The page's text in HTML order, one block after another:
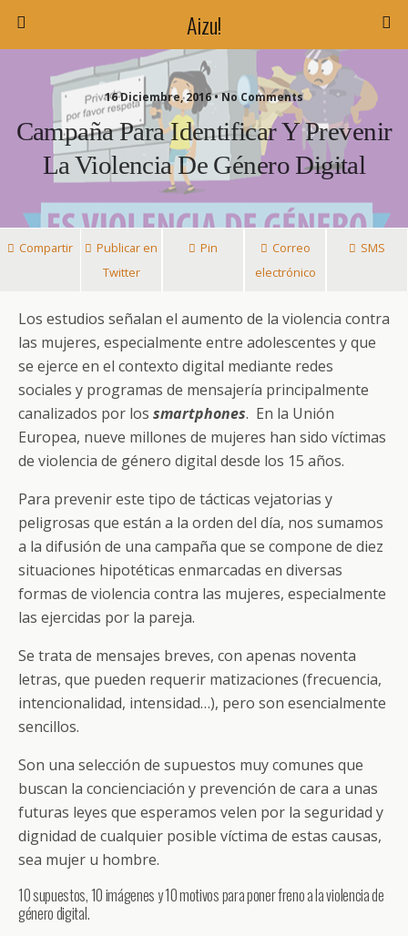
Aizu!
16 Diciembre, 2016 • No Comments
Campaña Para Identificar Y Prevenir
La Violencia De Género Digital
Compartir
Publicar en
Twitter
Pin
Correo
electrónico
SMS
Los estudios señalan el aumento de la violencia contra
las mujeres, especialmente entre adolescentes y que
se ejerce en el contexto digital mediante redes
sociales y programas de mensajería principalmente
canalizados por los smartphones. En la Unión
Europea, nueve millones de mujeres han sido víctimas
de violencia de género digital desde los 15 años.
Para prevenir este tipo de tácticas vejatorias y
peligrosas que están a la orden del día, nos sumamos
a la difusión de una campaña que se compone de diez
situaciones hipotéticas enmarcadas en diversas
formas de violencia contra las mujeres, especialmente
las ejercidas por la pareja.
Se trata de mensajes breves, con apenas noventa
letras, que pueden requerir matizaciones (frecuencia,
intencionalidad, intensidad…), pero son esencialmente
sencillos.
Son una selección de supuestos muy comunes que
buscan la concienciación y prevención de cara a unas
futuras leyes que esperamos velen por la seguridad y
dignidad de cualquier posible víctima de estas causas,
sea mujer u hombre.
10 supuestos, 10 imágenes y 10 motivos para poner freno a la violencia de
género digital.